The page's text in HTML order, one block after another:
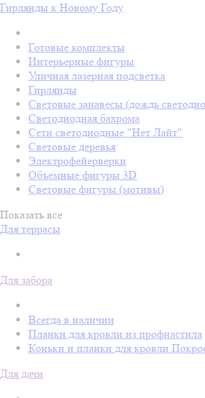
Гирлянды к Новому Году
Готовые комплекты
Интерьерные фигуры
Уличная лазерная подсветка
Гирлянды
Световые занавесы (дождь
Светодиодная бахрома
Сети светодиодные "Нет Лайт"
Световые деревья
Электрофейерверки
Объемные фигуры 3D
Световые фигуры (мотивы)
Показать все
Для террасы
Для забора
Всегда в наличии
Планки для кровли из профнастила
Коньки и планки для кровли
Для дачи